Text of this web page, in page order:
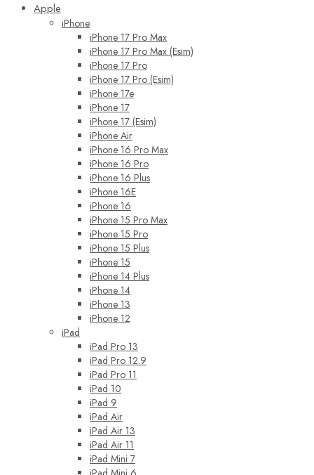
Apple
iPhone
iPhone 17 Pro Max
iPhone 17 Pro Max (Esim)
iPhone 17 Pro
iPhone 17 Pro (Esim)
iPhone 17e
iPhone 17
iPhone 17 (Esim)
iPhone Air
iPhone 16 Pro Max
iPhone 16 Pro
iPhone 16 Plus
iPhone 16E
iPhone 16
iPhone 15 Pro Max
iPhone 15 Pro
iPhone 15 Plus
iPhone 15
iPhone 14 Plus
iPhone 14
iPhone 13
iPhone 12
iPad
iPad Pro 13
iPad Pro 12.9
iPad Pro 11
iPad 10
iPad 9
iPad Air
iPad Air 13
iPad Air 11
iPad Mini 7